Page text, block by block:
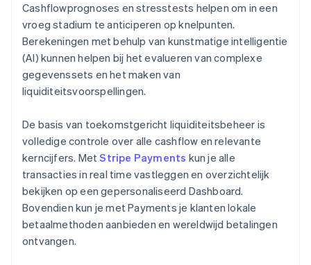
Cashflowprognoses en stresstests helpen om in een
vroeg stadium te anticiperen op knelpunten.
Berekeningen met behulp van kunstmatige intelligentie
(AI) kunnen helpen bij het evalueren van complexe
gegevenssets en het maken van
liquiditeitsvoorspellingen.
De basis van toekomstgericht liquiditeitsbeheer is
volledige controle over alle cashflow en relevante
kerncijfers. MetStripe Payments kun je alle
transacties in real time vastleggen en overzichtelijk
bekijken op een gepersonaliseerd Dashboard.
Bovendien kun je met Payments je klanten lokale
betaalmethoden aanbieden en wereldwijd betalingen
ontvangen.